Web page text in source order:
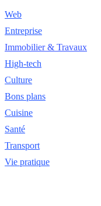
Web
Entreprise
Immobilier & Travaux
High-tech
Culture
Bons plans
Cuisine
Santé
Transport
Vie pratique